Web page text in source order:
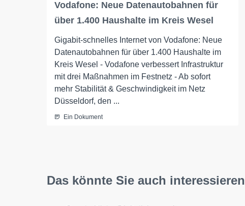
Vodafone: Neue Datenautobahnen für
über 1.400 Haushalte im Kreis Wesel
Gigabit-schnelles Internet von Vodafone: Neue
Datenautobahnen für über 1.400 Haushalte im
Kreis Wesel - Vodafone verbessert Infrastruktur
mit drei Maßnahmen im Festnetz - Ab sofort
mehr Stabilität & Geschwindigkeit im Netz
Düsseldorf, den ...
Ein Dokument
Das könnte Sie auch interessieren